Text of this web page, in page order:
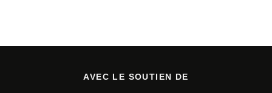
AVEC LE SOUTIEN DE